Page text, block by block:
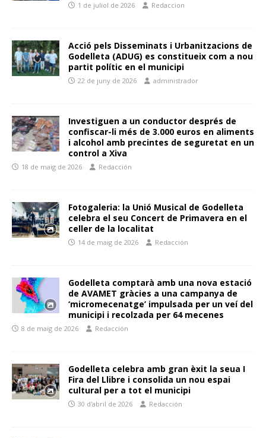
1 de juliol de 2026 Redaccion
Acció pels Disseminats i Urbanitzacions de
Godelleta (ADUG) es constitueix com a nou
partit polític en el municipi
22 de juny de 2026 administrador
Investiguen a un conductor després de
confiscar-li més de 3.000 euros en aliments
i alcohol amb precintes de seguretat en un
control a Xiva
18 de maig de 2026 Redacción
Fotogaleria: la Unió Musical de Godelleta
celebra el seu Concert de Primavera en el
celler de la localitat
14 de maig de 2026 Redacción
Godelleta comptarà amb una nova estació
de AVAMET gràcies a una campanya de
‘micromecenatge’ impulsada per un veí del
municipi i recolzada per 64 mecenes
8 de maig de 2026 Redacción
Godelleta celebra amb gran èxit la seua I
Fira del Llibre i consolida un nou espai
cultural per a tot el municipi
30 d'abril de 2026 Redacción